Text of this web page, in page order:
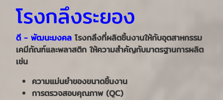
โรงกลึงระยอง
ดี - พัฒนะมงคล โรงกลึงที่ผลิตชิ้นงานให้กับอุตสาหกรรม
เคมีภัณฑ์และพลาสติก ให้ความสำคัญกับมาตรฐานการผลิต
เช่น
ความแม่นยำของขนาดชิ้นงาน
การตรวจสอบคุณภาพ (QC)